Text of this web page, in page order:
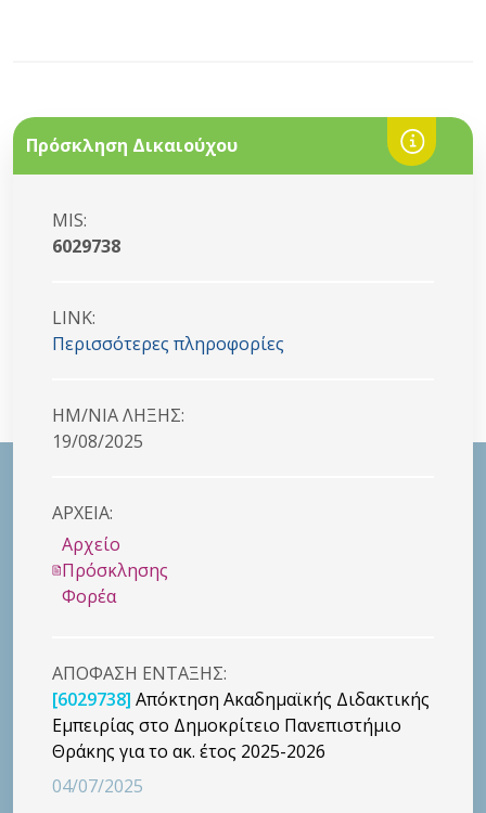
Πρόσκληση Δικαιούχου
MIS:
6029738
LINK:
Περισσότερες πληροφορίες
HM/NIA ΛΗΞΗΣ:
19/08/2025
ΑΡΧΕΙΑ:
Αρχείο
Πρόσκλησης
Φορέα
ΑΠΟΦΑΣΗ ΕΝΤΑΞΗΣ:
[6029738] Απόκτηση Ακαδημαϊκής Διδακτικής
Εμπειρίας στο Δημοκρίτειο Πανεπιστήμιο
Θράκης για το ακ. έτος 2025-2026
04/07/2025